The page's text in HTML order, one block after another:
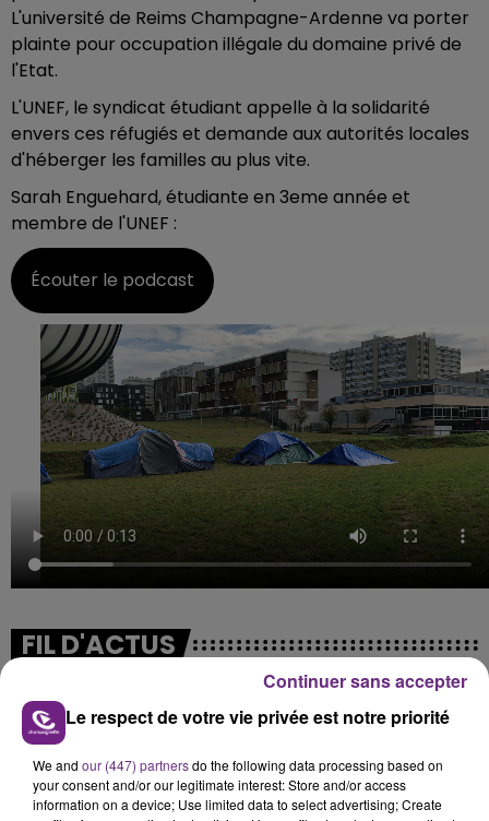
L'université de Reims Champagne-Ardenne va porter
plainte pour occupation illégale du domaine privé de
l'Etat.
L'UNEF, le syndicat étudiant appelle à la solidarité
envers ces réfugiés et demande aux autorités locales
d'héberger les familles au plus vite.
Sarah Enguehard, étudiante en 3eme année et
membre de l'UNEF :
Écouter le podcast
FIL D'ACTUS
Le respect de votre vie privée est notre priorité
We and our (447) partnersdo the following data processing based on
your consent and/or our legitimate interest: Store and/or access
information on a device; Use limited data to select advertising; Create
Continuer sans accepter